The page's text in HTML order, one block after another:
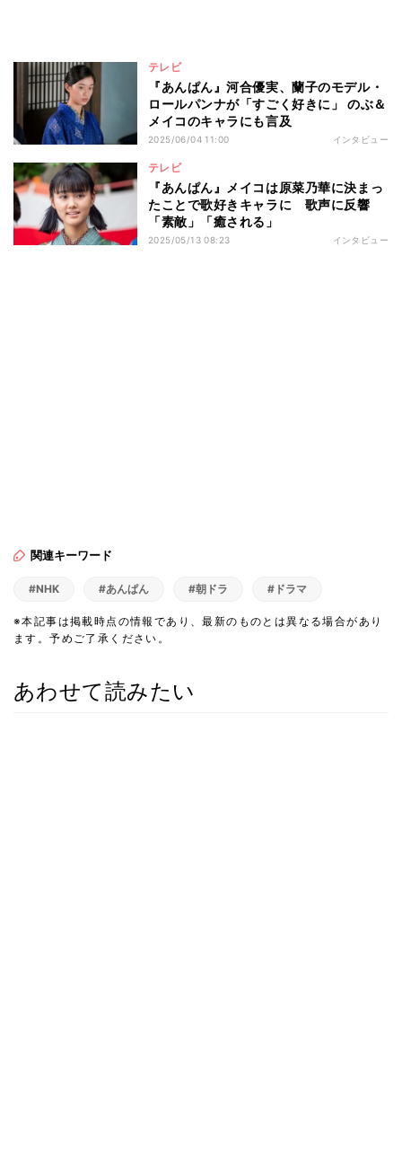
テレビ
『あんぱん』河合優実、蘭子のモデル・
ロールパンナが「すごく好きに」 のぶ＆
メイコのキャラにも言及
2025/06/04 11:00 インタビュー
テレビ
『あんぱん』メイコは原菜乃華に決まっ
たことで歌好きキャラに 歌声に反響
「素敵」「癒される」
2025/05/13 08:23 インタビュー
関連キーワード
#NHK #あんぱん #朝ドラ #ドラマ
※本記事は掲載時点の情報であり、最新のものとは異なる場合があり
ます。予めご了承ください。
あわせて読みたい